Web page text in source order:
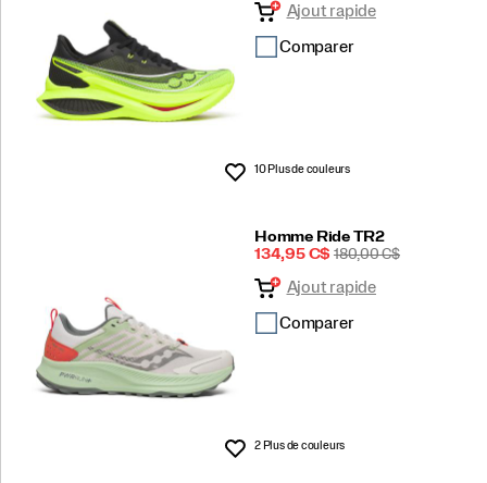
Liste de souhaits
Ajout rapide
Comparer
10 Plus de couleurs
Homme Ride TR2
Prix
134,95 C$ PRIX
DÉPART
180,00 C$
Liste de souhaits
Ajout rapide
Comparer
2 Plus de couleurs